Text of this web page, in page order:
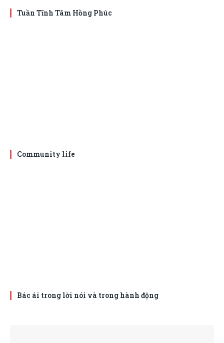
Tuần Tĩnh Tâm Hồng Phúc
Community life
Bác ái trong lời nói và trong hành động